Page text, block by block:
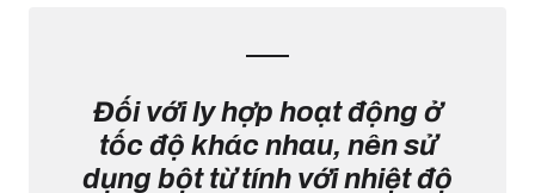
Đối với ly hợp hoạt động ở
tốc độ khác nhau, nên sử
dụng bột từ tính với nhiệt độ